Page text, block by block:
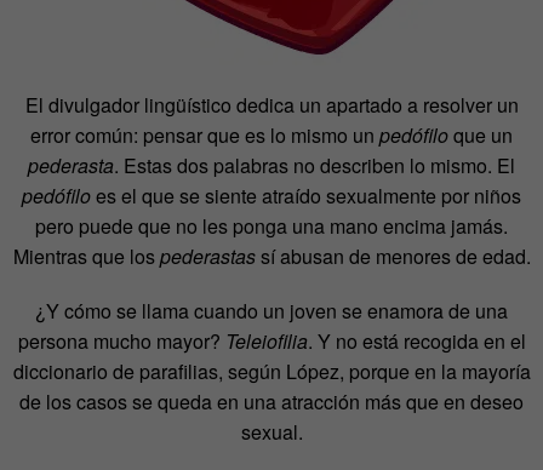
El divulgador lingüístico dedica un apartado a resolver un
error común: pensar que es lo mismo un pedófiloque un
pederasta. Estas dos palabras no describen lo mismo. El
pedófiloes el que se siente atraído sexualmente por niños
pero puede que no les ponga una mano encima jamás.
Mientras que lospederastassí abusan de menores de edad.
¿Y cómo se llama cuando un joven se enamora de una
persona mucho mayor? Teleiofilia. Y no está recogida en el
diccionario de parafilias, según López, porque en la mayoría
de los casos se queda en una atracción más que en deseo
sexual.